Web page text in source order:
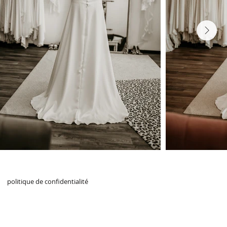
Next
politique de confidentialité